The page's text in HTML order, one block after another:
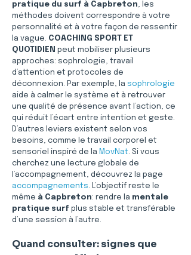
pratique du surf à Capbreton, les
méthodes doivent correspondre à votre
personnalité et à votre façon de ressentir
la vague. COACHING SPORT ET
QUOTIDIEN peut mobiliser plusieurs
approches: sophrologie, travail
d’attention et protocoles de
déconnexion. Par exemple, la sophrologie
aide à calmer le système et à retrouver
une qualité de présence avant l’action, ce
qui réduit l’écart entre intention et geste.
D’autres leviers existent selon vos
besoins, comme le travail corporel et
sensoriel inspiré de la MovNat. Si vous
cherchez une lecture globale de
l’accompagnement, découvrez la page
accompagnements. L’objectif reste le
même à Capbreton: rendre la mentale
pratique surf plus stable et transférable
d’une session à l’autre.
Quand consulter: signes que